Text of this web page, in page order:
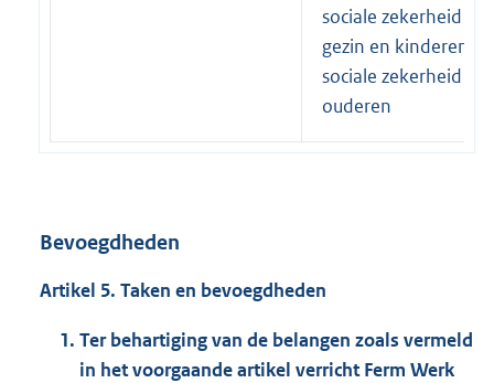
sociale zekerheid |
gezin en kinderen,
sociale zekerheid |
ouderen
Bevoegdheden
Artikel 5. Taken en bevoegdheden
Ter behartiging van de belangen zoals vermeld
in het voorgaande artikel verricht Ferm Werk